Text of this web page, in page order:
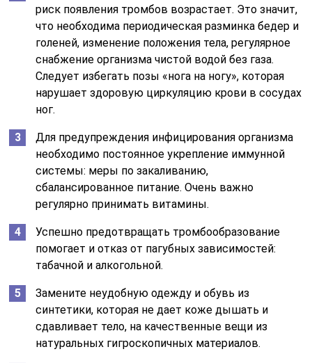
риск появления тромбов возрастает. Это значит,
что необходима периодическая разминка бедер и
голеней, изменение положения тела, регулярное
снабжение организма чистой водой без газа.
Следует избегать позы «нога на ногу», которая
нарушает здоровую циркуляцию крови в сосудах
ног.
Для предупреждения инфицирования организма
необходимо постоянное укрепление иммунной
системы: меры по закаливанию,
сбалансированное питание. Очень важно
регулярно принимать витамины.
Успешно предотвращать тромбообразование
помогает и отказ от пагубных зависимостей:
табачной и алкогольной.
Замените неудобную одежду и обувь из
синтетики, которая не дает коже дышать и
сдавливает тело, на качественные вещи из
натуральных гигроскопичных материалов.